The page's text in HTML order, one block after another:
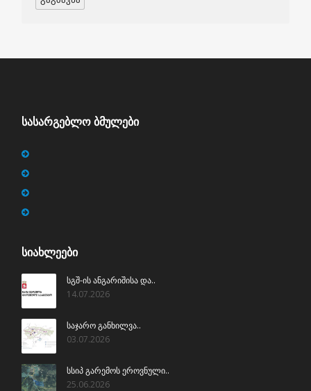
ᲡᲐᲡᲐᲠᲒᲔᲑᲚᲝ ᲑᲛᲣᲚᲔᲑᲘ
ᲡᲘᲐᲮᲚᲔᲔᲑᲘ
სგშ-ის ანგარიშისა და..
14.07.2026
საჯარო განხილვა..
03.07.2026
სსიპ გარემოს ეროვნული..
25.06.2026